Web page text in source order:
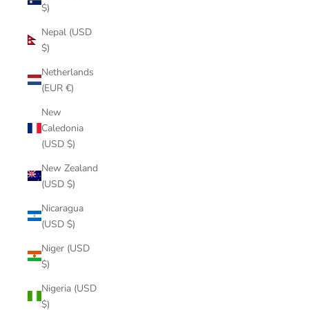
$)
Nepal (USD
$)
Netherlands
(EUR €)
New
Caledonia
(USD $)
New Zealand
(USD $)
Nicaragua
(USD $)
Niger (USD
$)
Nigeria (USD
$)